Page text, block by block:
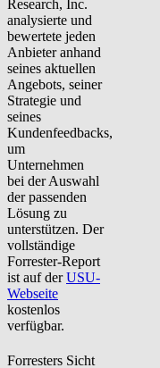
Research, Inc.
analysierte und
bewertete jeden
Anbieter anhand
seines aktuellen
Angebots, seiner
Strategie und
seines
Kundenfeedbacks,
um
Unternehmen
bei der Auswahl
der passenden
Lösung zu
unterstützen. Der
vollständige
Forrester-Report
ist auf derUSU-
Webseite
kostenlos
verfügbar.
Forresters Sicht